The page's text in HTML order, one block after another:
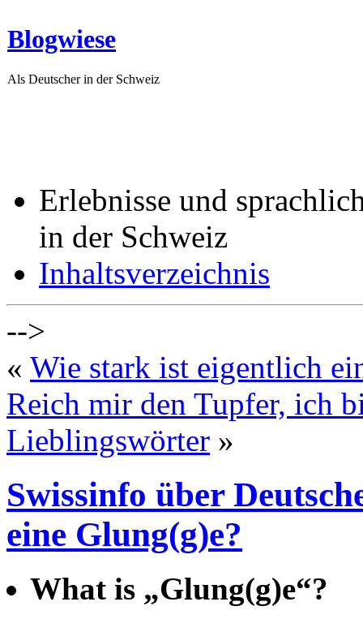
Blogwiese
Als Deutscher in der Schweiz
Erlebnisse und
in der Schweiz
Inhaltsverzeichnis
-->
« Wie stark ist eigentlich
Reich mir den Tupfer, ich
Lieblingswörter »
Swissinfo über
eine Glung(g)e?
What is „Glung(g)e“?